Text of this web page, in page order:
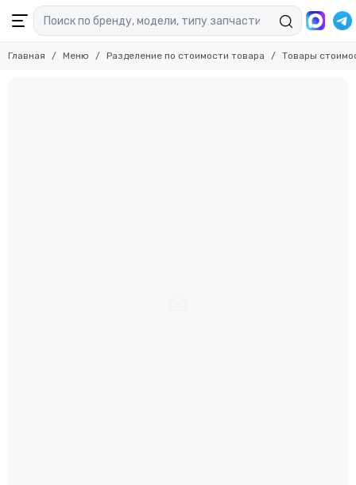
Главная Меню Разделение по стоимости товара Товары